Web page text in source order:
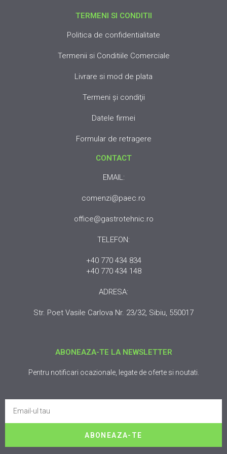
TERMENI SI CONDITII
Politica de confidentialitate
Termenii si Conditiile Comerciale
Livrare si mod de plata
Termeni şi condiţii
Datele firmei
Formular de retragere
CONTACT
EMAIL:
comenzi@paec.ro
office@gastrotehnic.ro
TELEFON:
+40 770 434 834
+40 770 434 148
ADRESA:
Str. Poet Vasile Carlova Nr. 23/32, Sibiu, 550017
ABONEAZA-TE LA NEWSLETTER
Pentru notificari ocazionale, legate de oferte si noutati.
ABONEAZA-TE